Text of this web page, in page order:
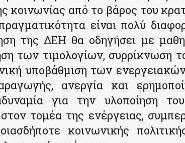
κοινωνίας από το βάρος του
είναι πολύ
της ΔΕΗ θα οδηγήσει με
των τιμολογίων, συρρίκνωση
υποβάθμιση των
ανεργία και
για την υλοποίηση του
τομέα της ενέργειας,
κοινωνικής